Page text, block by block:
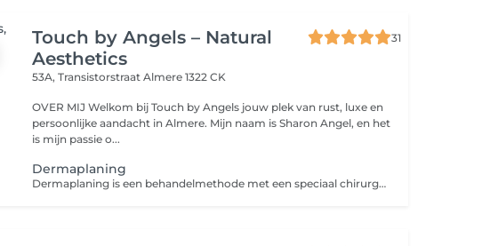
Touch by Angels – Natural
Aesthetics
31
53A, TransistorstraatAlmere 1322 CK
OVER MIJ Welkom bij Touch by Angels jouw plek van rust, luxe en
persoonlijke aandacht in Almere. Mijn naam is Sharon Angel, en het
is mijn passie o...
Dermaplaning
Dermaplaning is een behandelmethode met een speciaal chirurgisch mesje voor het verwijderen van donshaartjes en dode huidcellen.